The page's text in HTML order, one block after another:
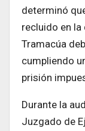
determinó
recluido en
Tramacúa
cumpliendo
prisión
Durante la
Juzgado de